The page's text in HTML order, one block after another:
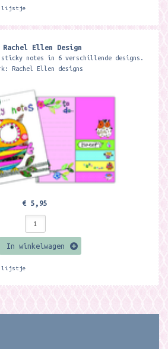
Ellen Design
sticky notes in 6 verschillende designs.
Rachel Ellen designs
€ 5,95
In winkelwagen